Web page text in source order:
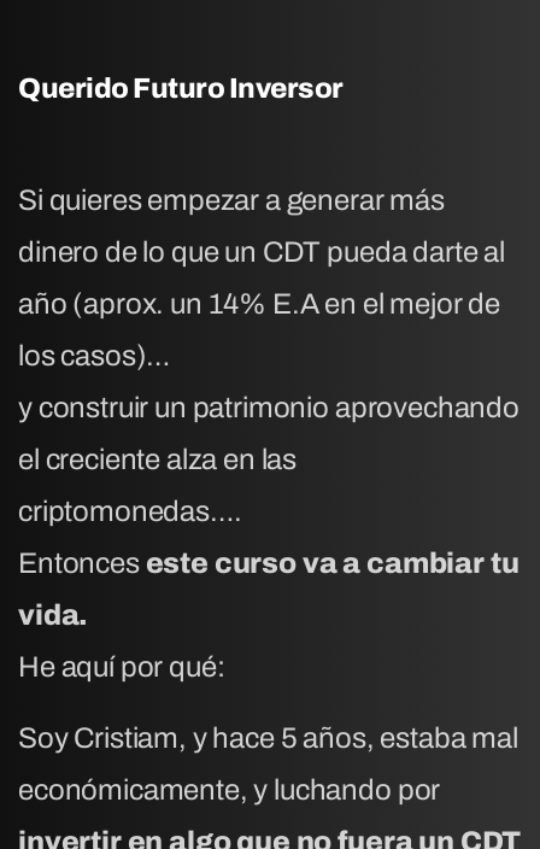
Querido Futuro Inversor
Si quieres empezar a generar más
dinero de lo que un CDT pueda darte al
año (aprox. un 14% E.A en el mejor de
los casos)…
y construir un patrimonio aprovechando
el creciente alza en las
criptomonedas….
Entonces este curso va a cambiar tu
vida.
He aquí por qué:
Soy Cristiam, y hace 5 años, estaba mal
económicamente, y luchando por
invertir en algo que no fuera un CDT